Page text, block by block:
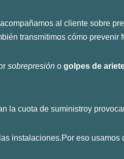
al cliente sobre
transmitimos cómo prevenir
sobrepresión o golpes de
la cuota de suministroy
instalaciones.Por eso usamos